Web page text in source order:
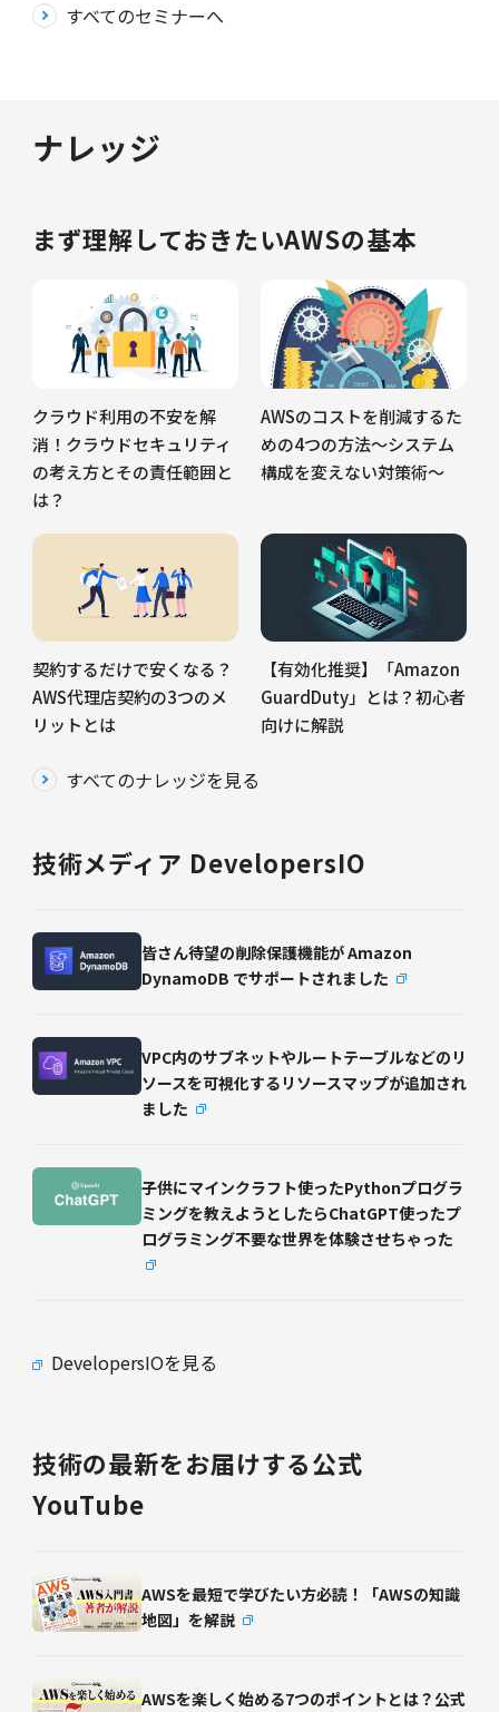
すべてのセミナーへ
ナレッジ
まず理解しておきたいAWSの基本
クラウド利用の不安を解
消！クラウドセキュリティ
の考え方とその責任範囲と
は？
AWSのコストを削減するた
めの4つの方法～システム
構成を変えない対策術～
契約するだけで安くなる？
AWS代理店契約の3つのメ
リットとは
【有効化推奨】「Amazon
GuardDuty」とは？初心者
向けに解説
すべてのナレッジを見る
技術メディア DevelopersIO
皆さん待望の削除保護機能が Amazon
DynamoDB でサポートされました
VPC内のサブネットやルートテーブルなどのリ
ソースを可視化するリソースマップが追加され
ました
子供にマインクラフト使ったPythonプログラ
ミングを教えようとしたらChatGPT使ったプ
ログラミング不要な世界を体験させちゃった
DevelopersIOを見る
技術の最新をお届けする公式
YouTube
AWSを最短で学びたい方必読！「AWSの知識
地図」を解説
AWSを楽しく始める7つのポイントとは？公式